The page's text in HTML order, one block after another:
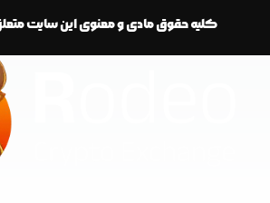
کلیه حقوق مادی و معنوی این سایت